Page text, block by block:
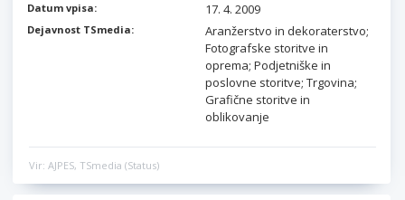
Datum vpisa: 17. 4. 2009
Dejavnost TSmedia:
Aranžerstvo in dekoraterstvo;
Fotografske storitve in
oprema; Podjetniške in
poslovne storitve; Trgovina;
Grafične storitve in
oblikovanje
Vir: AJPES, TSmedia (Status)